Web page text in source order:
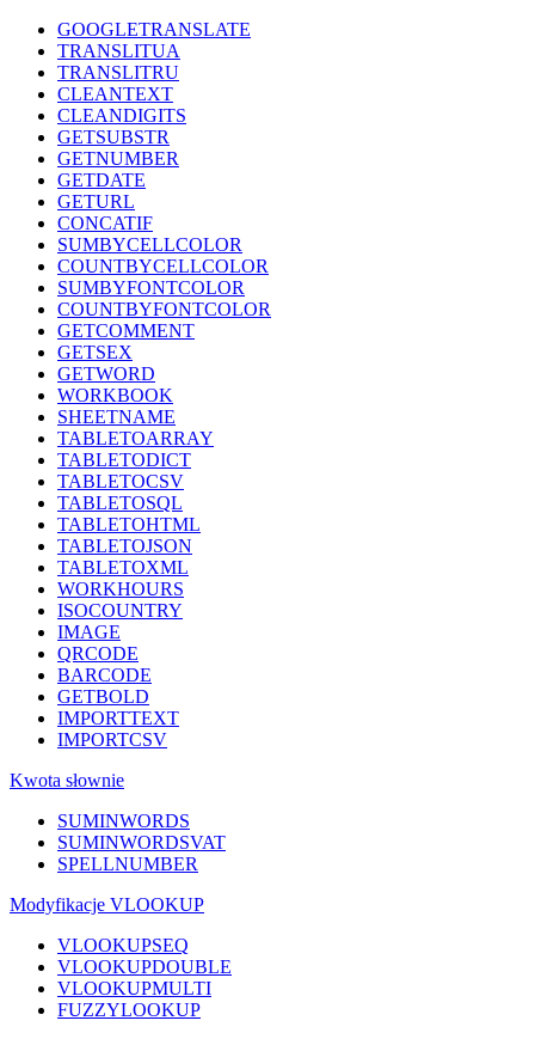
GOOGLETRANSLATE
TRANSLITUA
TRANSLITRU
CLEANTEXT
CLEANDIGITS
GETSUBSTR
GETNUMBER
GETDATE
GETURL
CONCATIF
SUMBYCELLCOLOR
COUNTBYCELLCOLOR
SUMBYFONTCOLOR
COUNTBYFONTCOLOR
GETCOMMENT
GETSEX
GETWORD
WORKBOOK
SHEETNAME
TABLETOARRAY
TABLETODICT
TABLETOCSV
TABLETOSQL
TABLETOHTML
TABLETOJSON
TABLETOXML
WORKHOURS
ISOCOUNTRY
IMAGE
QRCODE
BARCODE
GETBOLD
IMPORTTEXT
IMPORTCSV
Kwota słownie
SUMINWORDS
SUMINWORDSVAT
SPELLNUMBER
Modyfikacje VLOOKUP
VLOOKUPSEQ
VLOOKUPDOUBLE
VLOOKUPMULTI
FUZZYLOOKUP